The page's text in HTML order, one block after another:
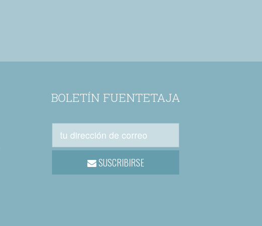
BOLETÍN FUENTETAJA
SUSCRIBIRSE